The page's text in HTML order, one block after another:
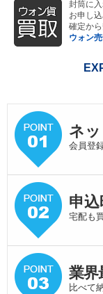
封筒に入
お申し
確定から
ウォン
ネ
会員登
申
宅配も
業界
比べて